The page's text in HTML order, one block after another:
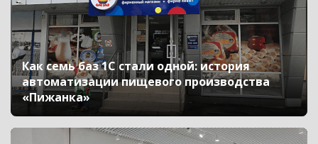
Как семь баз 1С стали одной: история
автоматизации пищевого производства
«Пижанка»